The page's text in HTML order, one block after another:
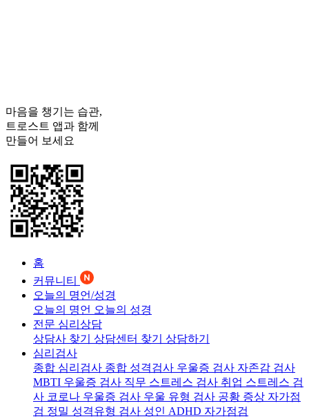
마음을 챙기는 습관,
트로스트 앱과 함께
만들어 보세요
홈
커뮤니티
오늘의 명언/성경
오늘의 명언 오늘의 성경
전문 심리상담
상담사 찾기 상담센터 찾기 상담하기
심리검사
종합 심리검사 종합 성격검사 우울증 검사 자존감 검사
MBTI 우울증 검사 직무 스트레스 검사 취업 스트레스 검
사 코로나 우울증 검사 우울 유형 검사 공황 증상 자가점
검 정밀 성격유형 검사 성인 ADHD 자가점검